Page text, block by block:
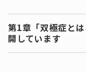
第1章「双極症と
開しています